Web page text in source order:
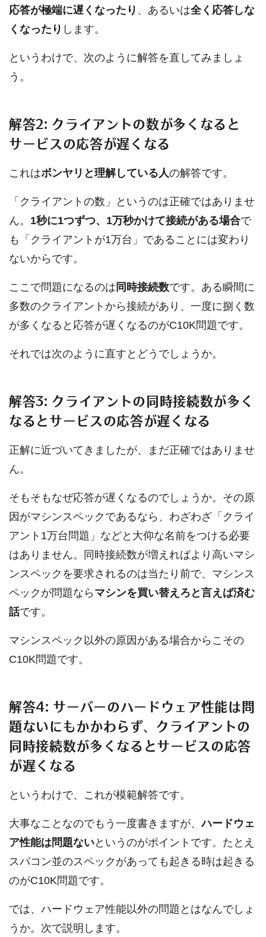
応答が極端に遅くなったり 、あるいは全く応答しな
くなったり します。
というわけで、次のように解答を直してみましょ
う。
解答2: クライアントの数が多くなると
サービスの応答が遅くなる
これはボンヤリと理解している人の解答です。
「クライアントの数」というのは正確ではありませ
ん。 1秒に1つずつ、1万秒かけて接続がある場合で
も「クライアントが1万台」であることには変わり
ないからです。
ここで問題になるのは 同時接続数です。ある瞬間に
多数のクライアントから接続があり、一度に捌く数
が多くなると応答が遅くなるのがC10K問題です。
それでは次のように直すとどうでしょうか。
解答3: クライアントの同時接続数が多く
なるとサービスの応答が遅くなる
正解に近づいてきましたが、まだ正確ではありませ
ん。
そもそもなぜ応答が遅くなるのでしょうか。その原
因がマシンスペックであるなら、わざわざ「クライ
アント1万台問題」などと大仰な名前をつける必要
はありません。同時接続数が増えればより高いマシ
ンスペックを要求されるのは当たり前で、マシンス
ペックが問題なら マシンを買い替えろと言えば済む
話です。
マシンスペック以外の原因がある場合からこその
C10K問題です。
解答4: サーバーのハードウェア性能は問
題ないにもかかわらず、クライアントの
同時接続数が多くなるとサービスの応答
が遅くなる
というわけで、これが模範解答です。
大事なことなのでもう一度書きますが、ハードウェ
ア性能は問題ないというのがポイントです。たとえ
スパコン並のスペックがあっても起きる時は起きる
のがC10K問題です。
では、ハードウェア性能以外の問題とはなんでしょ
うか。次で説明します。